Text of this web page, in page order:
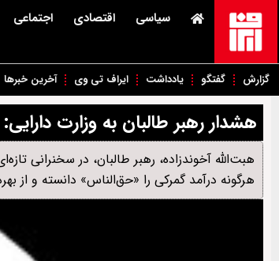
سیاسی اقتصادی اجتماعی
گزارش گفتگو یادداشت ایراف تی وی آخرین خبرها
هشدار رهبر طالبان به وزارت
هبت‌الله آخوندزاده، رهبر طالبان، در سخنرانی
هرگونه درآمد گمرکی را «حق‌الناس» دانسته و از